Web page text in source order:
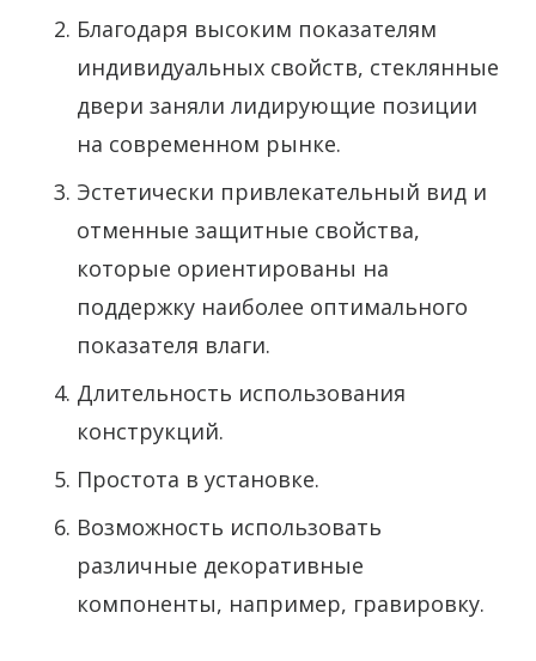
Благодаря высоким показателям
индивидуальных свойств, стеклянные
двери заняли лидирующие позиции
на современном рынке.
Эстетически привлекательный вид и
отменные защитные свойства,
которые ориентированы на
поддержку наиболее оптимального
показателя влаги.
Длительность использования
конструкций.
Простота в установке.
Возможность использовать
различные декоративные
компоненты, например, гравировку.